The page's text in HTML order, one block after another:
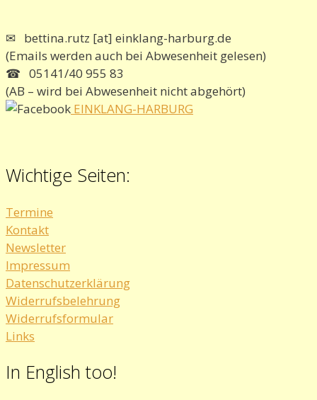
✉ bettina.rutz [at] einklang-harburg.de
(Emails werden auch bei Abwesenheit gelesen)
☎ 05141/40 955 83
(AB – wird bei Abwesenheit nicht abgehört)
EINKLANG-HARBURG
Wichtige Seiten:
Termine
Kontakt
Newsletter
Impressum
Datenschutzerklärung
Widerrufsbelehrung
Widerrufsformular
Links
In English too!